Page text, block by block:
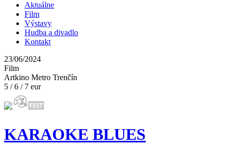
Aktuálne
Film
Výstavy
Hudba a divadlo
Kontakt
23/06/2024
Film
Artkino Metro Trenčín
5 / 6 / 7 eur
KARAOKE BLUES